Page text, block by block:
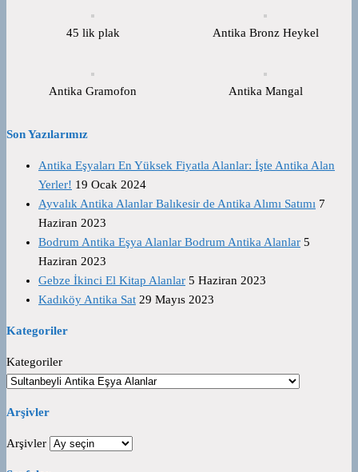
45 lik plak Antika Bronz Heykel
Antika Gramofon Antika Mangal
Son Yazılarımız
Antika Eşyaları En Yüksek Fiyatla Alanlar: İşte Antika Alan
Yerler! 19 Ocak 2024
Ayvalık Antika Alanlar Balıkesir de Antika Alımı Satımı 7
Haziran 2023
Bodrum Antika Eşya Alanlar Bodrum Antika Alanlar 5
Haziran 2023
Gebze İkinci El Kitap Alanlar 5 Haziran 2023
Kadıköy Antika Sat 29 Mayıs 2023
Kategoriler
Kategoriler
Arşivler
Arşivler